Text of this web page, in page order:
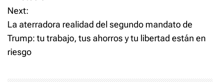
o
s
t
Next:
La aterradora realidad del segundo mandato de
Trump: tu trabajo, tus ahorros y tu libertad están en
riesgo